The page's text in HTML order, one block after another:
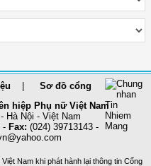
Sơ đồ cổng
hiệp Phụ nữ Việt Nam
Hà Nội - Việt Nam
- Fax: (024) 39713143 -
Nam khi phát hành lại thông tin Cổng